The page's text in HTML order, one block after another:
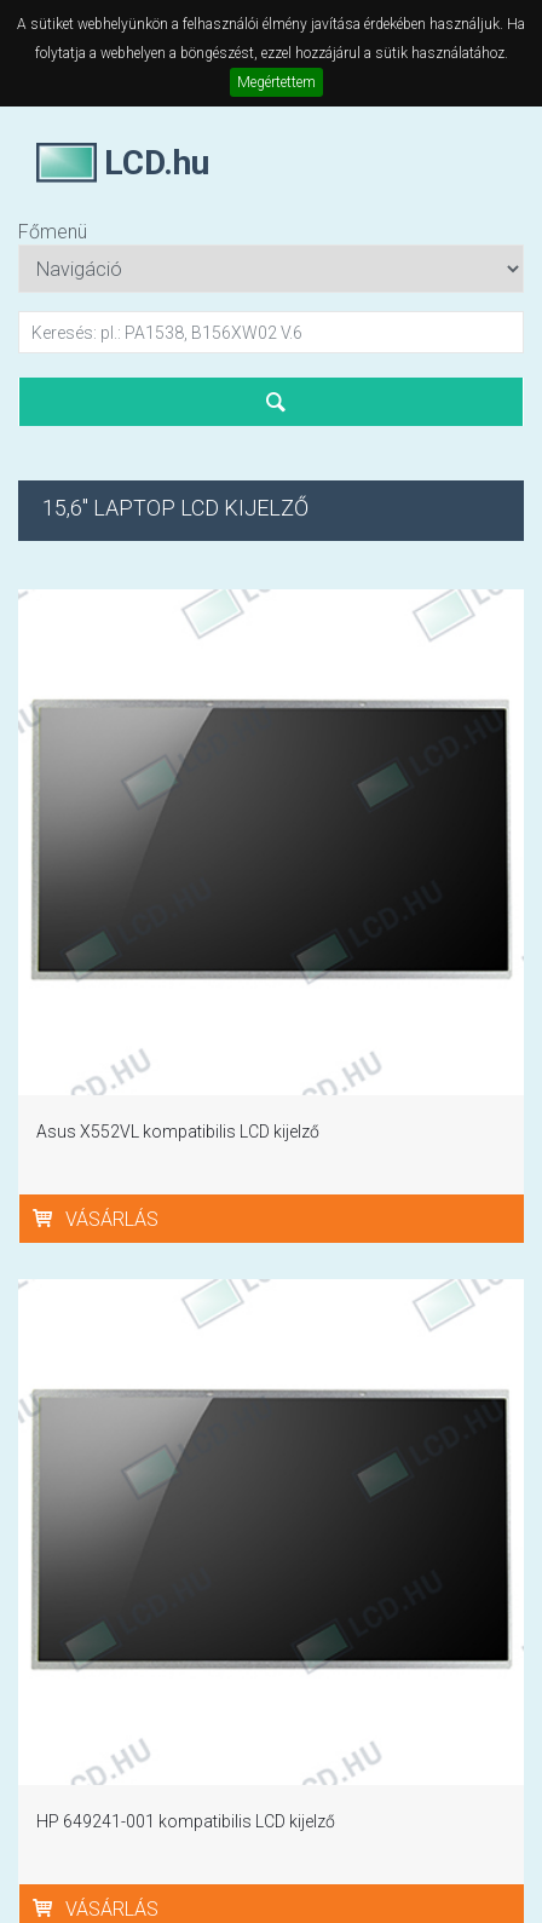
A sütiket webhelyünkön a felhasználói élmény javítása érdekében használjuk. Ha
folytatja a webhelyen a böngészést, ezzel hozzájárul a sütik használatához.
Megértettem
LCD.hu
Főmenü
15,6" LAPTOP LCD KIJELZŐ
Asus X552VL kompatibilis LCD kijelző
VÁSÁRLÁS
HP 649241-001 kompatibilis LCD kijelző
VÁSÁRLÁS